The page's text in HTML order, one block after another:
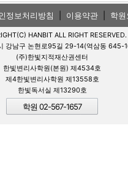
정보처리방침 이용약관 학원
HANBIT ALL RIGHT RESERVED.
강남구 논현로95길 29-14(역삼동 645-
(주)한빛지적재산권센터
한빛변리사학원(본원) 제4534호
제4한빛변리사학원 제13558호
한빛독서실 제13290호
학원 02-567-1657